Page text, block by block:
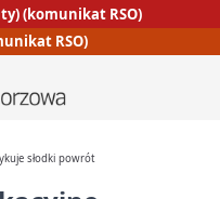
(komunikat RSO)
RSO)
słodki powrót